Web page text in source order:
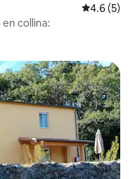
4.6 (5)
collina: